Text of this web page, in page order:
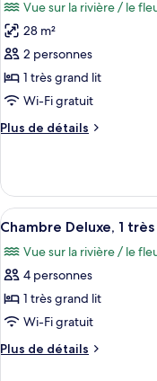
grand
lit
Chambre
Standard,
très
grand
lit
les
photos
pour
ce
type
chambre :
très
lit,
vue
fleuve
Vue sur la rivière / le
28 m²
2 personnes
1 très grand lit
Wi-Fi gratuit
Plus de détails
Plus
le
type
de
Chambre
Standard,
très
grand
vue
Afficher
toutes
les
photos
pour
ce
type
de
4
Chambre Deluxe, 1
Vue sur la rivière / le
4 personnes
1 très grand lit
Wi-Fi gratuit
Plus de détails
Plus